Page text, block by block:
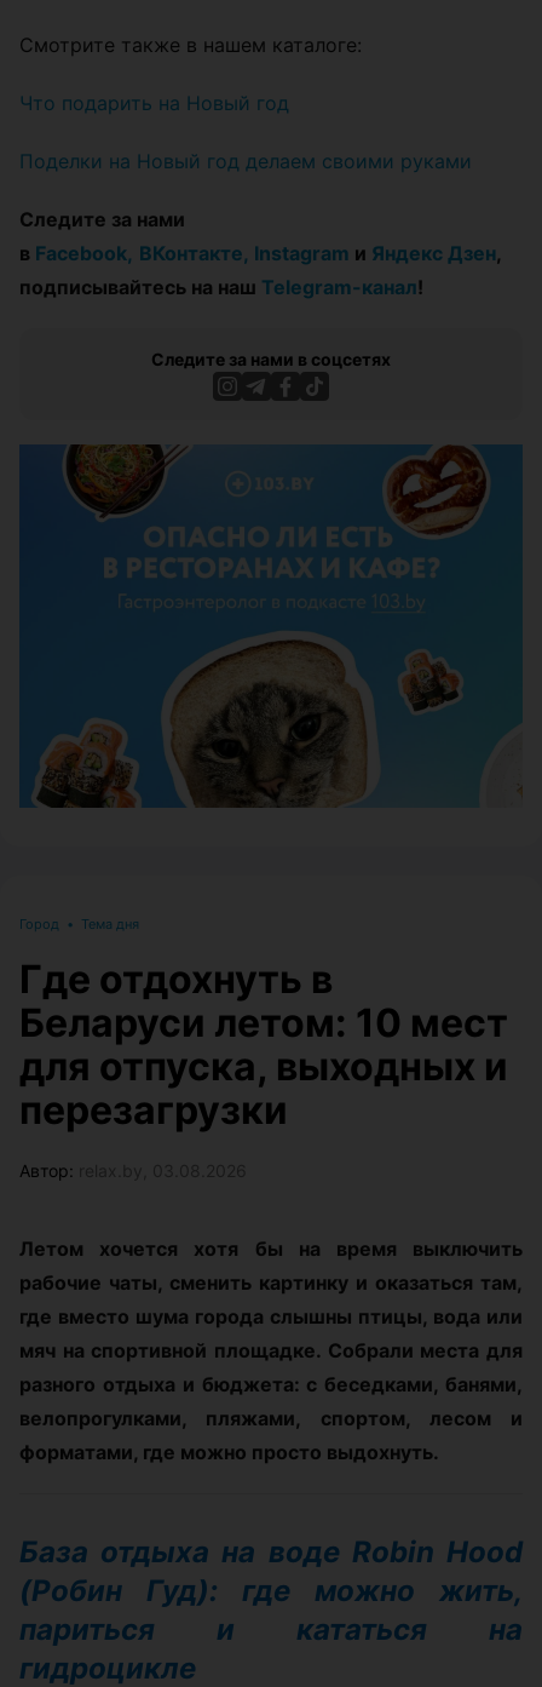
Смотрите также в нашем каталоге:
Что подарить на Новый год
Поделки на Новый год делаем своими руками
Следите за нами
в Facebook, ВКонтакте, Instagram и Яндекс Дзен,
подписывайтесь на наш Telegram-канал!
Следите за нами в соцсетях
Город • Тема дня
Где отдохнуть в
Беларуси летом: 10 мест
для отпуска, выходных и
перезагрузки
Автор:
Летом хочется хотя бы на время выключить
рабочие чаты, сменить картинку и оказаться там,
где вместо шума города слышны птицы, вода или
мяч на спортивной площадке. Собрали места для
разного отдыха и бюджета: с беседками, банями,
велопрогулками, пляжами, спортом, лесом и
форматами, где можно просто выдохнуть.
База отдыха на воде Robin Hood
(Робин Гуд): где можно жить,
париться и кататься на
гидроцикле